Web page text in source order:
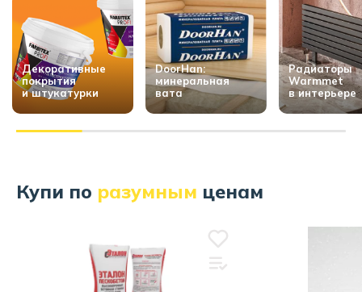
Декоративные
покрытия
и штукатурки
DoorHan:
минеральная
вата
Радиаторы
Warmmet
в интерьере
Купи по разумным ценам